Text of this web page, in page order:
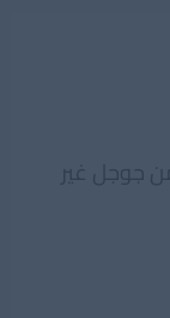
جوجل غير